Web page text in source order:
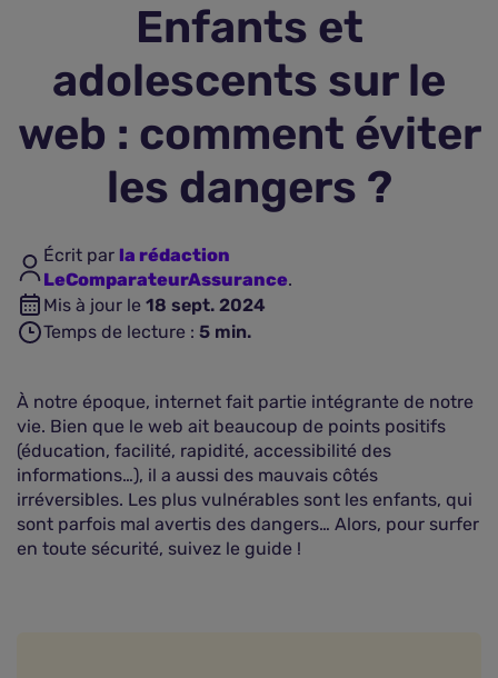
Assurance vie
Plus d'assurances
Enfants et
adolescents sur le
web : comment éviter
les dangers ?
Écrit par la rédaction
LeComparateurAssurance.
Mis à jour le 18 sept. 2024
Temps de lecture : 5 min.
À notre époque, internet fait partie intégrante de notre
vie. Bien que le web ait beaucoup de points positifs
(éducation, facilité, rapidité, accessibilité des
informations…), il a aussi des mauvais côtés
irréversibles. Les plus vulnérables sont les enfants, qui
sont parfois mal avertis des dangers… Alors, pour surfer
en toute sécurité, suivez le guide !